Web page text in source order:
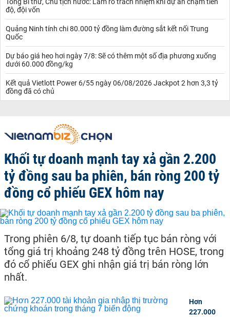
độ, đội vốn
Quảng Ninh tính chi 80.000 tỷ đồng làm đường sắt kết nối Trung
Quốc
Dự báo giá heo hơi ngày 7/8: Sẽ có thêm một số địa phương xuống
dưới 60.000 đồng/kg
Kết quả Vietlott Power 6/55 ngày 06/08/2026 Jackpot 2 hơn 3,3 tỷ
đồng đã có chủ
Khối tự doanh mạnh tay xả gần 2.200
tỷ đồng sau ba phiên, bán ròng 200 tỷ
đồng cổ phiếu GEX hôm nay
Trong phiên 6/8, tự doanh tiếp tục bán ròng với
tổng giá trị khoảng 248 tỷ đồng trên HOSE, trong
đó cổ phiếu GEX ghi nhận giá trị bán ròng lớn
nhất.
Hơn
227.000